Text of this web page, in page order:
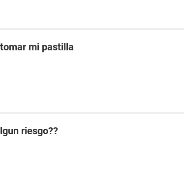
mi pastilla
riesgo??